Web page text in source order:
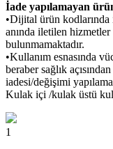
İade yapılamayan
•Dijital ürün
anında iletilen
bulunmamaktadır.
•Kullanım esnasında
beraber sağlık
iadesi/değişimi
Kulak içi /kulak üstü
1